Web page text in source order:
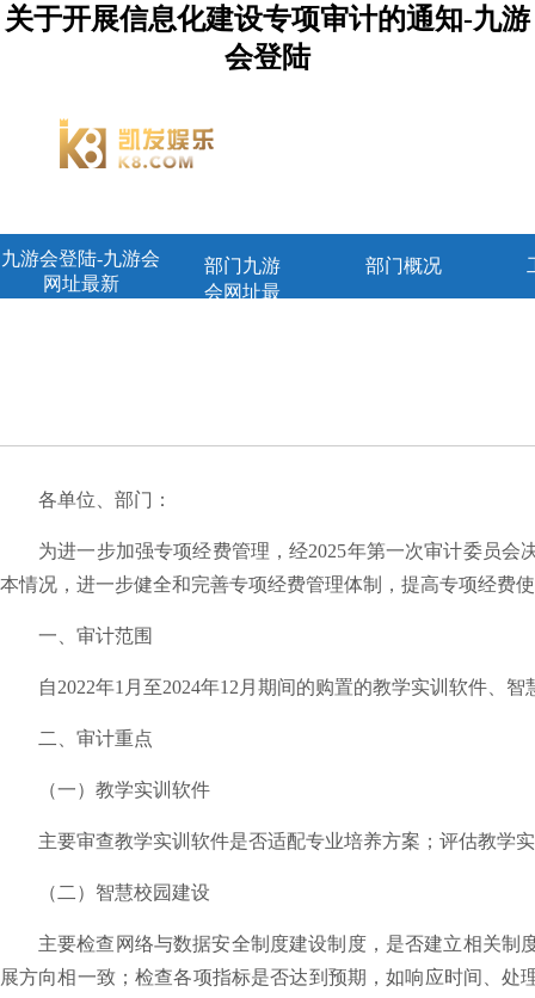
关于开展信息化建设专项审计的通知-九游
会登陆
九游会登陆-九游会
网址最新
部门九游
会网址最
部门概况
各单位、部门：
为进一步加强专项经费管理，经2025年第一次审计委员会
本情况，进一步健全和完善专项经费管理体制，提高专项经费
一、审计范围
自2022年1 月至2024年12 月期间的购置的教学实训软件、
二、审计重点
（一）教学实训软件
主要审查教学实训软件是否适配专业培养方案；评估教学
（二）智慧校园建设
主要检查网络与数据安全制度建设制度，是否建立相关
展方向相一致；检查各项指标是否达到预期，如响应时间、